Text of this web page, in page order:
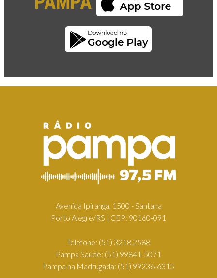
Avenida Ipiranga, 1500 - Santana
Porto Alegre/RS | CEP: 90160-091
Telefone: (51) 3218.2588
Pampa Saúde: (51) 99841-5071
Pampa na Madrugada: (51) 99236-6315